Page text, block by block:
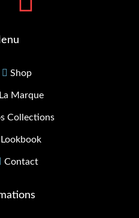
Shop
La Marque
Collections
Lookbook
Contact